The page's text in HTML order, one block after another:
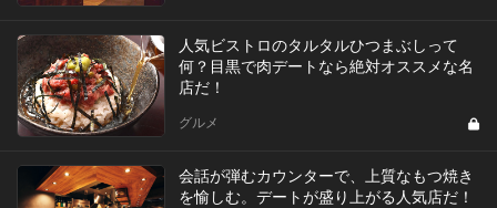
人気ビストロのタルタルひつまぶしって
何？目黒で肉デートなら絶対オススメな名
店だ！
グルメ
会話が弾むカウンターで、上質なもつ焼き
を愉しむ。デートが盛り上がる人気店だ！